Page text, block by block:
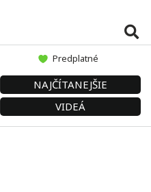
Predplatné
NAJČÍTANEJŠIE
VIDEÁ